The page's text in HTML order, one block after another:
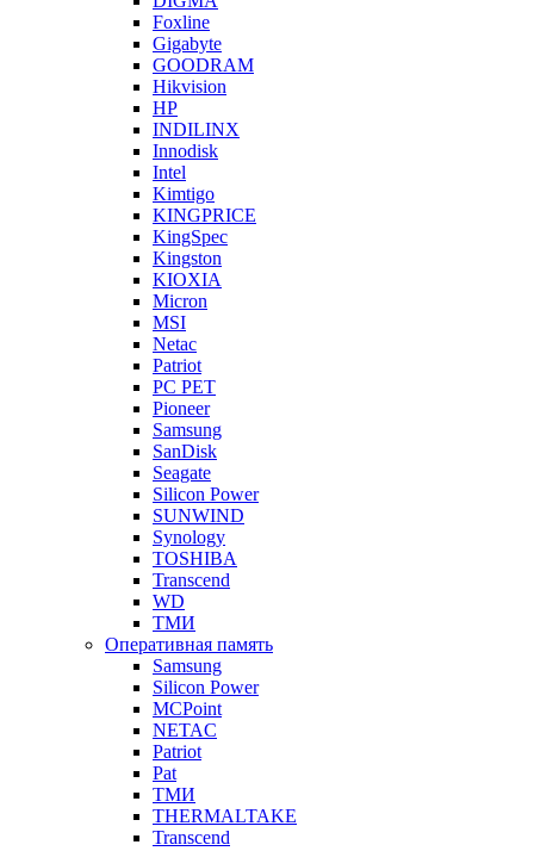
Foxline
Gigabyte
GOODRAM
Hikvision
HP
INDILINX
Innodisk
Intel
Kimtigo
KINGPRICE
KingSpec
Kingston
KIOXIA
Micron
MSI
Netac
Patriot
PC PET
Pioneer
Samsung
SanDisk
Seagate
Silicon Power
SUNWIND
Synology
TOSHIBA
Transcend
WD
ТМИ
Оперативная память
Samsung
Silicon Power
MCPoint
NETAC
Patriot
Pat
ТМИ
THERMALTAKE
Transcend